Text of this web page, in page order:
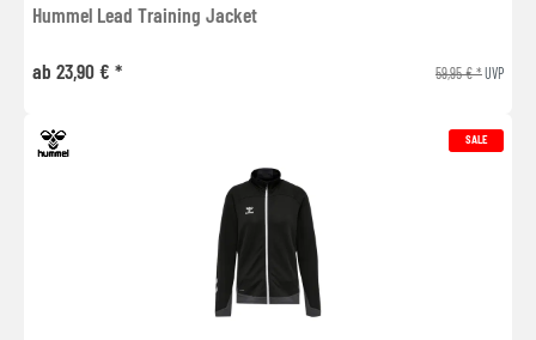
Hummel Lead Training Jacket
ab 23,90 € * 59,95 € *UVP
SALE